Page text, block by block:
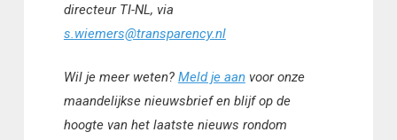
directeur TI-NL, via
s.wiemers@transparency.nl
Wil je meer weten? Meld je aanvoor onze
maandelijkse nieuwsbrief en blijf op de
hoogte van het laatste nieuws rondom